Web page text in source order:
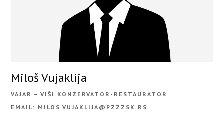
Miloš Vujaklija
VAJAR – VIŠI KONZERVATOR-RESTAURATOR
EMAIL: MILOS.VUJAKLIJA@PZZZSK.RS